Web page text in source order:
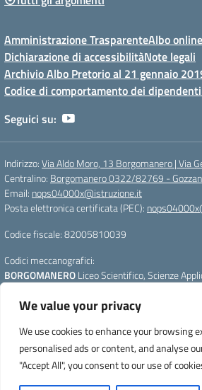
We value your privacy
We use cookies to enhance your browsing
personalised ads or content, and analyse
"Accept All", you consent to our use of
Amministrazione TrasparenteAlbo online
Dichiarazione di accessibilitàNote legali
Archivio Albo Pretorio al 21 gennaio
Codice di comportamento dei
Seguici su:
Indirizzo:Via Aldo Moro, 13 Borgomanero | Via
Centralino: Borgomanero 0322/82769 -
Email: nops04000x@istruzione.it
Posta elettronica certificata (PEC):
Codice fiscale: 82005810039
Codici meccanografici:
BORGOMANEROLiceo Scientifico, Scienze
GOZZANOLiceo Linguistico e Scienze Umane :
pagina premere CTRL+F5
Concept &